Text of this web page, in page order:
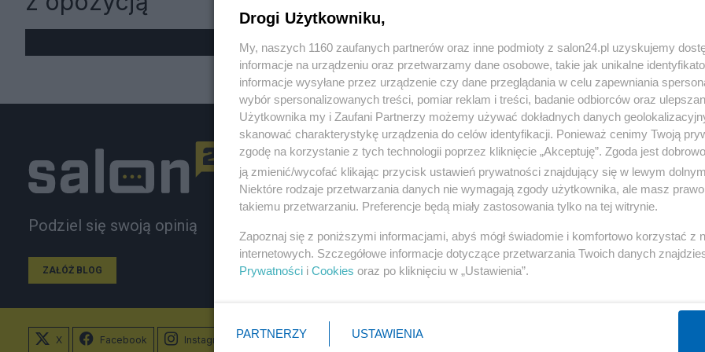
« WRÓĆ DO NOTKI
Podziel się swoją opinią
ZAŁÓŻ BLOG
Polityka
PiS
Rząd
NATO
KO
Gospodarka
Biznes
Pieniądze
Inwestycje
Podatki
X Facebook Instagram
Drogi Użytkowniku,
My, naszych 1160 zaufanych partnerów oraz inne podmioty z salon24.pl uzyskujemy
informacje na urządzeniu oraz przetwarzamy dane osobowe, takie jak unikalne
informacje wysyłane przez urządzenie czy dane przeglądania w celu zapewniania
wybór spersonalizowanych treści, pomiar reklam i treści, badanie odbiorców oraz
Użytkownika my i Zaufani Partnerzy możemy używać dokładnych danych
skanować charakterystykę urządzenia do celów identyfikacji. Ponieważ cenimy Twoją
zgodę na korzystanie z tych technologii poprzez kliknięcie „Akceptuję”. Zgoda jest
ją zmienić/wycofać klikając przycisk ustawień prywatności znajdujący się w lewym
Niektóre rodzaje przetwarzania danych nie wymagają zgody użytkownika, ale masz
takiemu przetwarzaniu. Preferencje będą miały zastosowania tylko na tej witrynie.
Zapoznaj się z poniższymi informacjami, abyś mógł świadomie i komfortowo korzystać z
internetowych. Szczegółowe informacje dotyczące przetwarzania Twoich danych
Prywatności i Cookies oraz po kliknięciu w „Ustawienia”.
PARTNERZY USTAWIENIA